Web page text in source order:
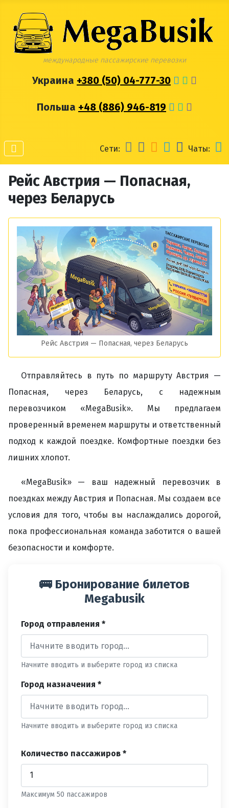
международные пассажирские перевозки
Украина +380 (50) 04-777-30
Польша +48 (886) 946-819
Сети: Чаты:
Рейс Австрия — Попасная,
через Беларусь
Рейс Австрия — Попасная, через Беларусь
Отправляйтесь в путь по маршруту Австрия —
Попасная, через Беларусь, с надежным
перевозчиком «MegaBusik». Мы предлагаем
проверенный временем маршруты и ответственный
подход к каждой поездке. Комфортные поездки без
лишних хлопот.
«MegaBusik» — ваш надежный перевозчик в
поездках между Австрия и Попасная. Мы создаем все
условия для того, чтобы вы наслаждались дорогой,
пока профессиональная команда заботится о вашей
безопасности и комфорте.
🚌 Бронирование билетов
Megabusik
Город отправления *
Начните вводить и выберите город из списка
Город назначения *
Начните вводить и выберите город из списка
Количество пассажиров *
Максимум 50 пассажиров